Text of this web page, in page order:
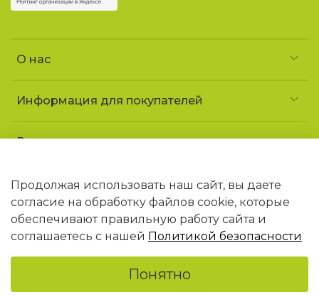
О нас
Информация для покупателей
Реквизиты и контакты
УНП 690852163
Юридический адрес: 223141 Минская обл.,
г. Логойск, ул. Советская, 1 «ДТ Гайна»
В торговом реестре РБ с 09.02.2026 N768406
Продолжая использовать наш сайт, вы даете
согласие на обработку файлов cookie, которые
обеспечивают правильную работу сайта и
соглашаетесь с нашей Политикой безопасности
Понятно